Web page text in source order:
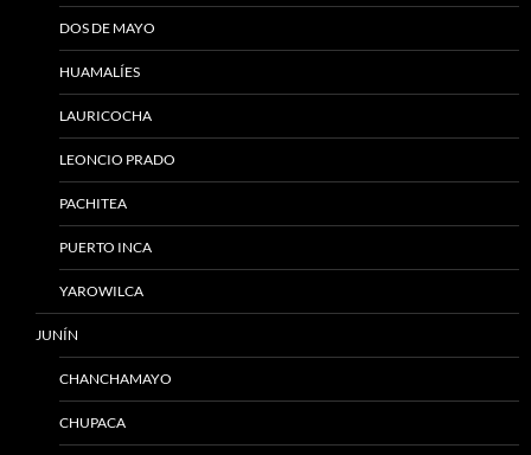
DOS DE MAYO
HUAMALÍES
LAURICOCHA
LEONCIO PRADO
PACHITEA
PUERTO INCA
YAROWILCA
JUNÍN
CHANCHAMAYO
CHUPACA